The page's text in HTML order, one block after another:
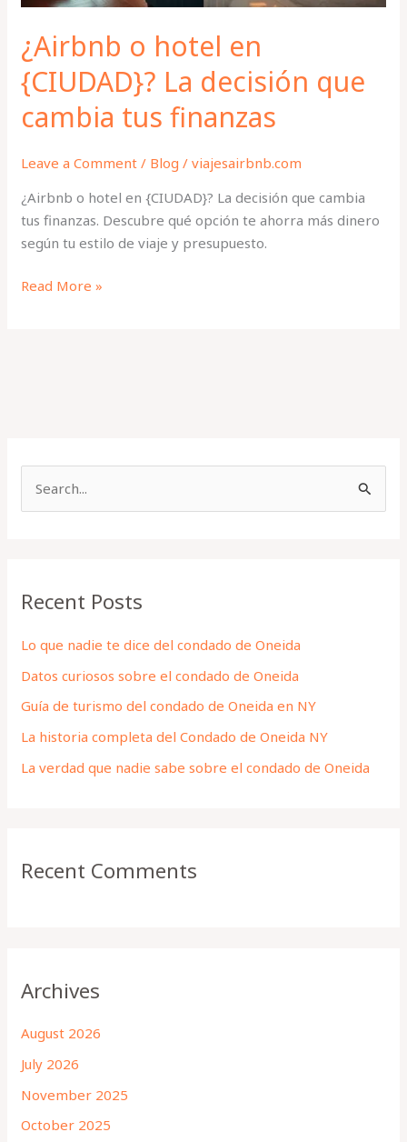
¿Airbnb o hotel en
{CIUDAD}? La decisión que
cambia tus finanzas
Leave a Comment / Blog /viajesairbnb.com
¿Airbnb o hotel en {CIUDAD}? La decisión que cambia
tus finanzas. Descubre qué opción te ahorra más dinero
según tu estilo de viaje y presupuesto.
tus
finanzas
Read More »
c
f
o
r
:
Recent Posts
Lo que nadie te dice del condado de Oneida
Datos curiosos sobre el condado de Oneida
Guía de turismo del condado de Oneida en NY
La historia completa del Condado de Oneida NY
La verdad que nadie sabe sobre el condado de Oneida
Recent Comments
Archives
August 2026
July 2026
November 2025
October 2025